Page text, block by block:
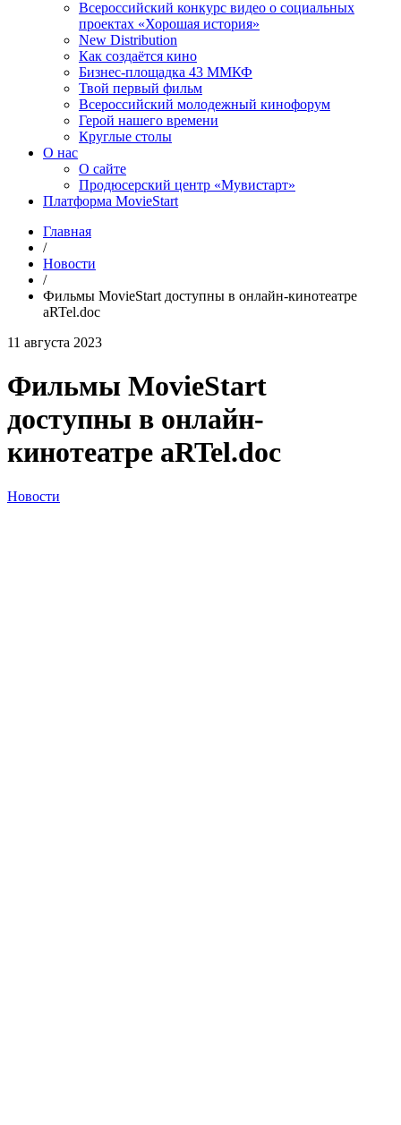
Всероссийский конкурс видео о социальных
проектах «Хорошая история»
New Distribution
Как создаётся кино
Бизнес-площадка 43 ММКФ
Твой первый фильм
Всероссийский молодежный кинофорум
Герой нашего времени
Круглые столы
О нас
О сайте
Продюсерский центр «Мувистарт»
Платформа MovieStart
Главная
/
Новости
/
Фильмы MovieStart доступны в онлайн-кинотеатре
aRTel.doc
11 августа 2023
Фильмы MovieStart
доступны в онлайн-
кинотеатре aRTel.doc
Новости